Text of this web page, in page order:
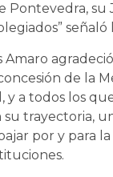
Pontevedra, su
señaló
Amaro
de la
y a todos los
trayectoria,
por y para la